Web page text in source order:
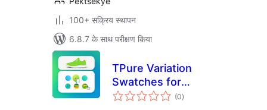
100+ सक्रिय स्थापन
6.8.7 के साथ परीक्षण किया
TPure Variation
Swatches for
WooCommerce
(0कुल
दर)